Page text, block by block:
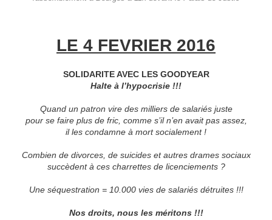
LE 4 FEVRIER 2016
SOLIDARITE AVEC LES GOODYEAR
Halte à l’hypocrisie !!!
Quand un patron vire des milliers de salariés juste
pour se faire plus de fric, comme s’il n’en avait pas assez,
il les condamne à mort socialement !
Combien de divorces, de suicides et autres drames sociaux
succèdent à ces charrettes de licenciements ?
Une séquestration = 10.000 vies de salariés détruites !!!
Nos droits, nous les méritons !!!